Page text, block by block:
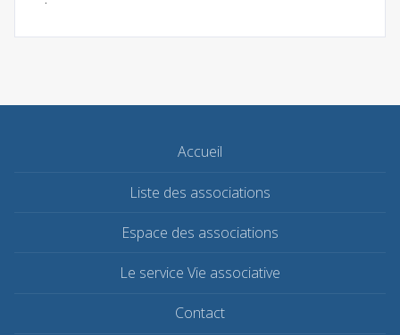
Accueil
Liste des associations
Espace des associations
Le service Vie associative
Contact